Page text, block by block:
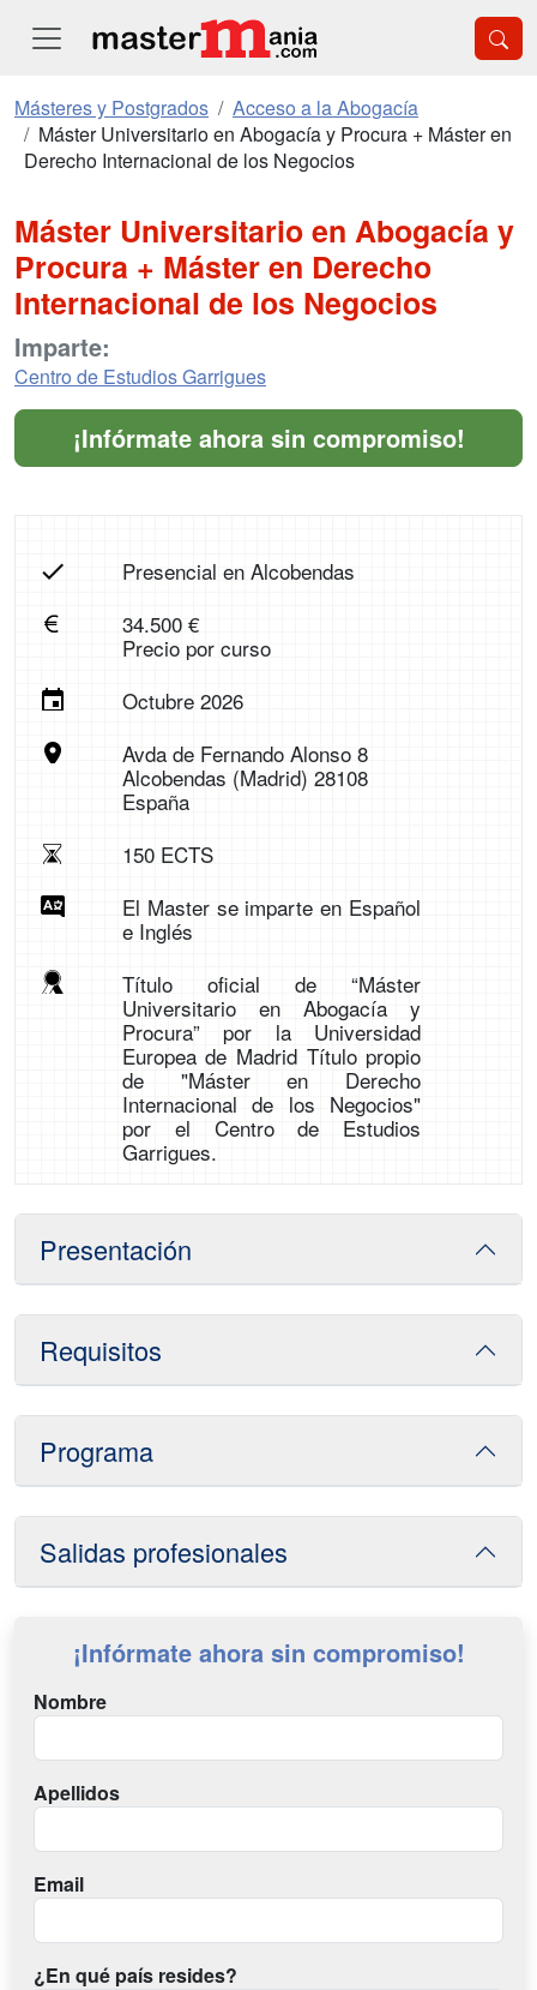
Másteres y Postgrados
Acceso a la Abogacía
Máster Universitario en Abogacía y Procura + Máster en
Derecho Internacional de los Negocios
Máster Universitario en Abogacía y
Procura + Máster en Derecho
Internacional de los Negocios
Imparte:
Centro de Estudios Garrigues
¡Infórmate ahora sin compromiso!
Presencial en Alcobendas
34.500 €
Precio por curso
Octubre 2026
Avda de Fernando Alonso 8
Alcobendas (Madrid) 28108
España
150 ECTS
El Master se imparte en Español
e Inglés
Título oficial de “Máster
Universitario en Abogacía y
Procura” por la Universidad
Europea de Madrid Título propio
de "Máster en Derecho
Internacional de los Negocios"
por el Centro de Estudios
Garrigues.
Presentación
Requisitos
Programa
Salidas profesionales
¡Infórmate ahora sin compromiso!
Nombre
Apellidos
Email
¿En qué país resides?